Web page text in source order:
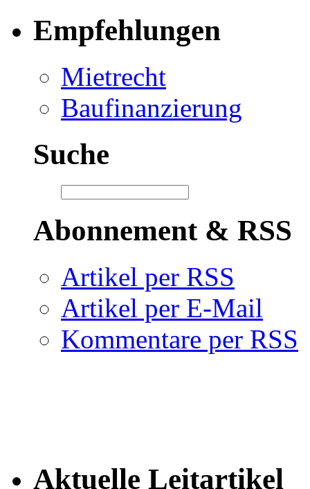
Empfehlungen
Mietrecht
Baufinanzierung
Suche
Abonnement & RSS
Artikel per RSS
Artikel per E-Mail
Kommentare per RSS
Aktuelle Leitartikel